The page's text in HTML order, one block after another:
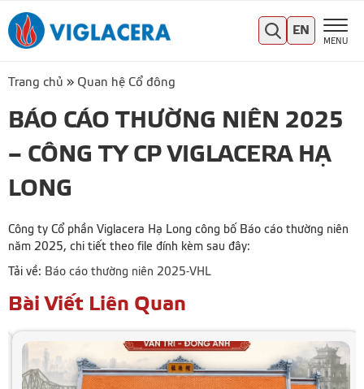
MENU
EN
Trang chủ » Quan hệ Cổ đông
BÁO CÁO THƯỜNG NIÊN 2025
– CÔNG TY CP VIGLACERA HẠ
LONG
Công ty Cổ phần Viglacera Hạ Long công bố Báo cáo thường niên
năm 2025, chi tiết theo file đính kèm sau đây:
Tải về: Báo cáo thường niên 2025-VHL
Bài Viết Liên Quan